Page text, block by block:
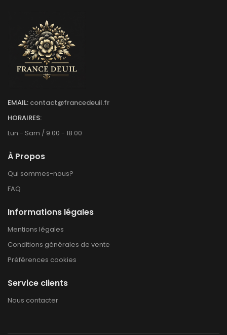
EMAIL: contact@francedeuil.fr
HORAIRES:
Lun - Sam / 9:00 - 18:00
À Propos
Qui sommes-nous?
FAQ
Informations légales
Mentions légales
Conditions générales de vente
Préférences cookies
Service clients
Nous contacter